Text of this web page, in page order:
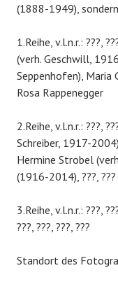
(1888-1949),
1.Reihe, v.l.n.r.: ???,
(verh. Geschwill,
Seppenhofen), Maria
Rosa Rappenegger
2.Reihe, v.l.n.r.: ???,
Schreiber, 1917-
Hermine Strobel
(1916-2014), ???, ???
3.Reihe, v.l.n.r.: ???,
???, ???, ???, ???
Standort des